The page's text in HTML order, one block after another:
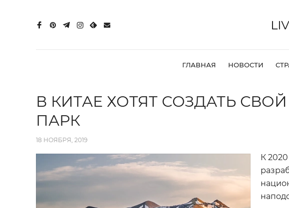
ГЛАВНАЯ НОВОСТИ
В КИТАЕ ХОТЯТ СОЗДАТЬ
ПАРК
18 НОЯБРЯ, 2019
К